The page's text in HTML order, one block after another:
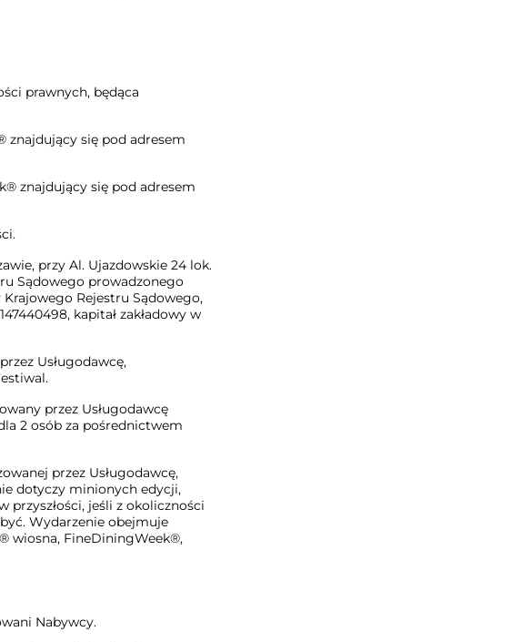
prawnych, będąca
znajdujący się pod adresem
znajdujący się pod adresem
przy Al. Ujazdowskie 24 lok.
Sądowego prowadzonego
Krajowego Rejestru Sądowego,
kapitał zakładowy w
Usługodawcę,
przez Usługodawcę
2 osób za pośrednictwem
przez Usługodawcę,
dotyczy minionych edycji,
jeśli z okoliczności
Wydarzenie obejmuje
wiosna, FineDiningWeek®,
Nabywcy.